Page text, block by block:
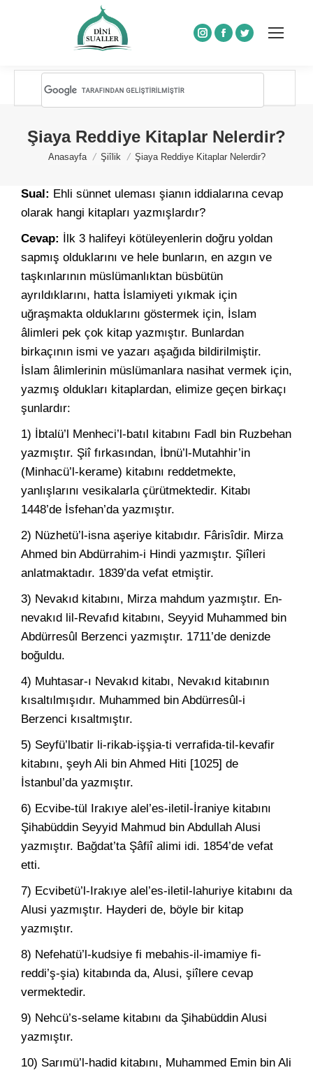
Instagram
Facebook
Twitter
Şiaya Reddiye Kitaplar Nelerdir?
You are here:
Anasayfa Şiîlik Şiaya Reddiye Kitaplar Nelerdir?
Sual: Ehli sünnet uleması şianın iddialarına cevap
olarak hangi kitapları yazmışlardır?
Cevap: İlk 3 halifeyi kötüleyenlerin doğru yoldan
sapmış olduklarını ve hele bunların, en azgın ve
taşkınlarının müslümanlıktan büsbütün
ayrıldıklarını, hatta İslamiyeti yıkmak için
uğraşmakta olduklarını göstermek için, İslam
âlimleri pek çok kitap yazmıştır. Bunlardan
birkaçının ismi ve yazarı aşağıda bildirilmiştir.
İslam âlimlerinin müslümanlara nasihat vermek için,
yazmış oldukları kitaplardan, elimize geçen birkaçı
şunlardır:
1) İbtalü’l Menheci’l-batıl kitabını Fadl bin Ruzbehan
yazmıştır. Şiî fırkasından, İbnü’l-Mutahhir’in
(Minhacü’l-kerame) kitabını reddetmekte,
yanlışlarını vesikalarla çürütmektedir. Kitabı
1448’de İsfehan’da yazmıştır.
2) Nüzhetü’l-isna aşeriye kitabıdır. Fârisîdir. Mirza
Ahmed bin Abdürrahim-i Hindi yazmıştır. Şiîleri
anlatmaktadır. 1839’da vefat etmiştir.
3) Nevakıd kitabını, Mirza mahdum yazmıştır. En-
nevakıd lil-Revafıd kitabını, Seyyid Muhammed bin
Abdürresûl Berzenci yazmıştır. 1711’de denizde
boğuldu.
4) Muhtasar-ı Nevakıd kitabı, Nevakıd kitabının
kısaltılmışıdır. Muhammed bin Abdürresûl-i
Berzenci kısaltmıştır.
5) Seyfü’lbatir li-rikab-işşia-ti verrafida-til-kevafir
kitabını, şeyh Ali bin Ahmed Hiti [1025] de
İstanbul’da yazmıştır.
6) Ecvibe-tül Irakıye alel’es-iletil-İraniye kitabını
Şihabüddin Seyyid Mahmud bin Abdullah Alusi
yazmıştır. Bağdat’ta Şâfiî alimi idi. 1854’de vefat
etti.
7) Ecvibetü’l-Irakıye alel’es-iletil-lahuriye kitabını da
Alusi yazmıştır. Hayderi de, böyle bir kitap
yazmıştır.
8) Nefehatü’l-kudsiye fi mebahis-il-imamiye fi-
reddi’ş-şia) kitabında da, Alusi, şiîlere cevap
vermektedir.
9) Nehcü’s-selame kitabını da Şihabüddin Alusi
yazmıştır.
10) Sarımü’l-hadid kitabını, Muhammed Emin bin Ali